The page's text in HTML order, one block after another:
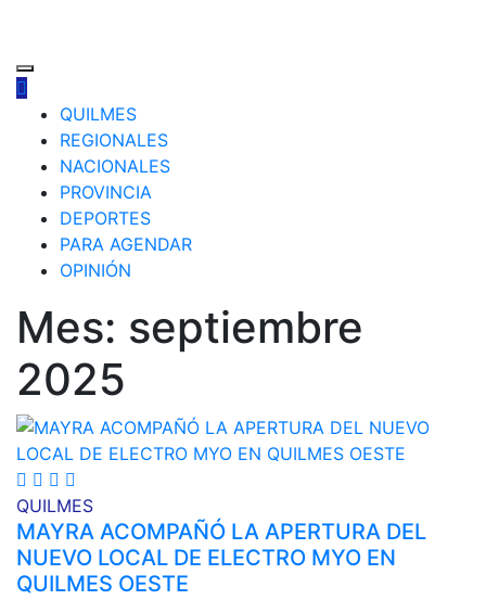
QUILMES
REGIONALES
NACIONALES
PROVINCIA
DEPORTES
PARA AGENDAR
OPINIÓN
Mes: septiembre
2025
QUILMES
MAYRA ACOMPAÑÓ LA APERTURA DEL
NUEVO LOCAL DE ELECTRO MYO EN
QUILMES OESTE